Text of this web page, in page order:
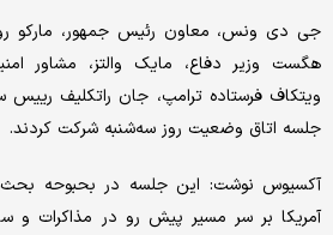
جی دی ونس، معاون رئیس جمهور، مارکو
هگست وزیر دفاع، مایک والتز، مشاور
ویتکاف فرستاده ترامپ، جان راتکلیف رییس
جلسه اتاق وضعیت روز سه‌شنبه شرکت کردند.
آکسیوس نوشت: این جلسه در بحبوحه
آمریکا بر سر مسیر پیش رو در مذاکرات و